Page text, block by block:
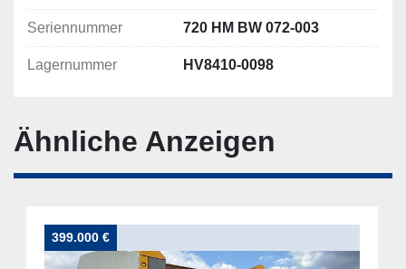
Seriennummer 720 HM BW 072-003
Lagernummer HV8410-0098
Ähnliche Anzeigen
399.000 €